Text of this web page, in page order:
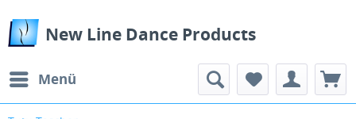
New Line Dance Products
Menü